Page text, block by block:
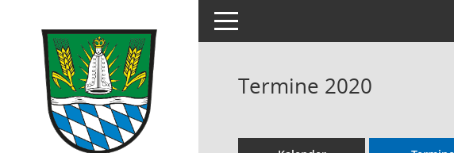
Toggle navigation
Termine 2020